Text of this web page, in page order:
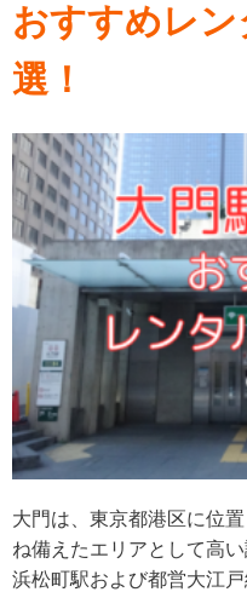
おすすめレ
選！
大門は、東京都港区に位
ね備えたエリアとして高い
浜松町駅および都営大江